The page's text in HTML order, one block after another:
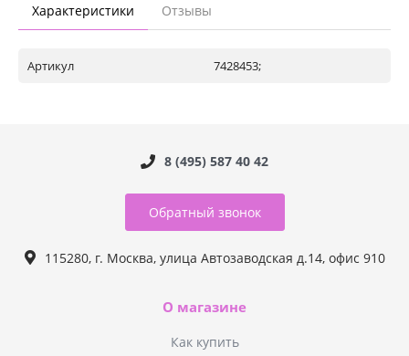
Характеристики Отзывы
Артикул 7428453;
8 (495) 587 40 42
Обратный звонок
115280, г. Москва, улица Автозаводская д.14, офис 910
О магазине
Как купить